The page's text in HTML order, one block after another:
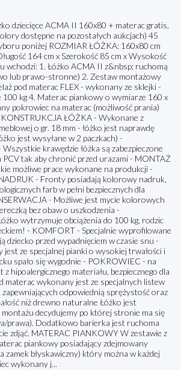
dziecięce ACMA II 160x80 + materac gratis,
dostępne na pozostałych aukcjach) 45
poniżej ROZMIAR ŁÓŻKA: 160x80 cm
164 cm x Szerokość 85 cm x Wysokość
wchodzi: 1. Łóżko ACMA II z&nbsp; ruchomą
lub prawo-stronne) 2. Zestaw montażowy
pod materac FLEX - wykonany ze sklejki -
kg 4. Materac piankowy o wymiarze 160 x
pokrowiec na materac (możliwość prania)
ŁÓŻKA - Wykonane z
o gr. 18 mm - łóżko jest naprawdę
jest wysyłane w 2 paczkach) -
krawędzie łóżka są zabezpieczone
PCV tak aby chronić przed urazami - MONTAŻ
możliwe prace wykonane na produkcji -
- Fronty posiadają kolorowy nadruk,
farb w pełni bezpiecznych dla
- Możliwe jest mycie kolorowych
bez obaw o uszkodzenia -
wytrzymuje obciążenia do 100 kg, rodzic
- KOMFORT - Specjalnie wyprofilowane
dziecko przed wypadnięciem w czasie snu -
jest ze specjalnej pianki o wysokiej trwałości i
spało się wygodnie - POKROWIEC - na
hipoalergicznego materiału, bezpiecznego dla
materac wykonany jest ze specjalnych listew
odpowiednią sprężystość oraz
niż drewno naturalne Łóżko jest
decydujemy po której stronie ma się
prawa). Dodatkowo barierka jest ruchoma
zdjąć. MATERAC PIANKOWY W zestawie z
piankowy posiadający zdejmowany
zamek błyskawiczny) który można w każdej
wykonany j...